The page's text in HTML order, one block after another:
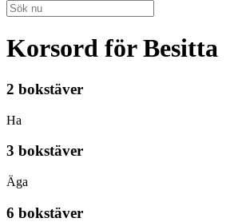
Korsord för Besitta
2 bokstäver
Ha
3 bokstäver
Äga
6 bokstäver